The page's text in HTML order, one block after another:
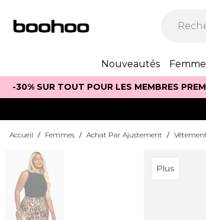
Nouveautés
-30% SUR TOUT POUR LES MEMBRES
Accueil / Femmes / Achat Par Ajustement /
Plus